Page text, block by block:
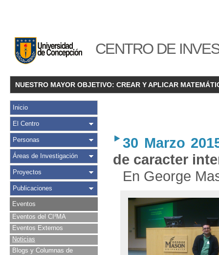
CENTRO DE
NUESTRO MAYOR OBJETIVO: CREAR Y APLICAR
Inicio
El Centro
Personas
Áreas de Investigación
Proyectos
Publicaciones
Eventos
Eventos del CI²MA
Eventos Externos
Noticias
Blogs y Columnas de
30 Marzo
de caracter
En George